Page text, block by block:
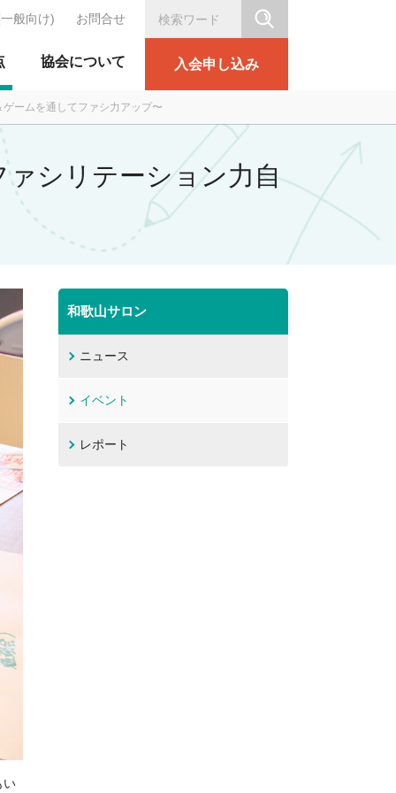
テーション協会
協会について 入会申し込み
般向け) お問合せ
ームを通してファシ力アップ〜
シリテーション力自
い
和歌山サロン
ニュース
イベント
レポート